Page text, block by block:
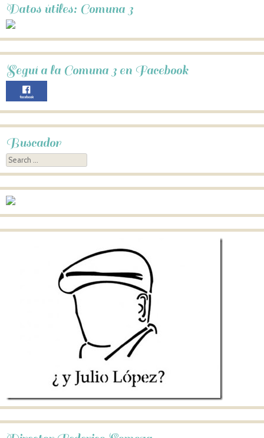
Datos útiles: Comuna 3
Seguí a la Comuna 3 en Facebook
Buscador
Search